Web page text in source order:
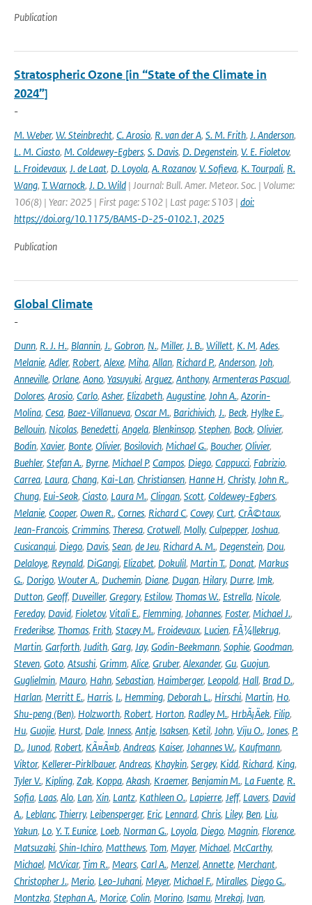
Publication
Stratospheric Ozone [in “State of the Climate in
2024”]
-
M. Weber, W. Steinbrecht, C. Arosio, R. van der A, S. M. Frith, J. Anderson,
L. M. Ciasto, M. Coldewey-Egbers, S. Davis, D. Degenstein, V. E. Fioletov,
L. Froidevaux, J. de Laat, D. Loyola, A. Rozanov, V. Sofieva, K. Tourpali, R.
Wang, T. Warnock, J. D. Wild | Journal: Bull. Amer. Meteor. Soc. | Volume:
106(8) | Year: 2025 | First page: S102 | Last page: S103 | doi:
https://doi.org/10.1175/BAMS-D-25-0102.1, 2025
Publication
Global Climate
-
Dunn, R. J. H., Blannin, J., Gobron, N., Miller, J. B., Willett, K. M, Ades,
Melanie, Adler, Robert, Alexe, Miha, Allan, Richard P., Anderson, Joh,
Anneville, Orlane, Aono, Yasuyuki, Arguez, Anthony, Armenteras Pascual,
Dolores, Arosio, Carlo, Asher, Elizabeth, Augustine, John A., Azorin-
Molina, Cesa, Baez-Villanueva, Oscar M., Barichivich, J., Beck, Hylke E.,
Bellouin, Nicolas, Benedetti, Angela, Blenkinsop, Stephen, Bock, Olivier,
Bodin, Xavier, Bonte, Olivier, Bosilovich, Michael G., Boucher, Olivier,
Buehler, Stefan A., Byrne, Michael P, Campos, Diego, Cappucci, Fabrizio,
Carrea, Laura, Chang, Kai-Lan, Christiansen, Hanne H, Christy, John R.,
Chung, Eui-Seok, Ciasto, Laura M., Clingan, Scott, Coldewey-Egbers,
Melanie, Cooper, Owen R., Cornes, Richard C, Covey, Curt, CrÃ©taux,
Jean-Francois, Crimmins, Theresa, Crotwell, Molly, Culpepper, Joshua,
Cusicanqui, Diego, Davis, Sean, de Jeu, Richard A. M., Degenstein, Dou,
Delaloye, Reynald, DiGangi, Elizabet, Dokulil, Martin T., Donat, Markus
G., Dorigo, Wouter A., Duchemin, Diane, Dugan, Hilary, Durre, Imk,
Dutton, Geoff, Duveiller, Gregory, Estilow, Thomas W., Estrella, Nicole,
Fereday, David, Fioletov, Vitali E., Flemming, Johannes, Foster, Michael J.,
Frederikse, Thomas, Frith, Stacey M., Froidevaux, Lucien, FÃ¼llekrug,
Martin, Garforth, Judith, Garg, Jay, Godin-Beekmann, Sophie, Goodman,
Steven, Goto, Atsushi, Grimm, Alice, Gruber, Alexander, Gu, Guojun,
Guglielmin, Mauro, Hahn, Sebastian, Haimberger, Leopold, Hall, Brad D.,
Harlan, Merritt E., Harris, I., Hemming, Deborah L., Hirschi, Martin, Ho,
Shu-peng (Ben), Holzworth, Robert, Horton, Radley M., HrbÃ¡Äek, Filip,
Hu, Guojie, Hurst, Dale, Inness, Antje, Isaksen, Ketil, John, Viju O., Jones, P.
D., Junod, Robert, KÃ¤Ã¤b, Andreas, Kaiser, Johannes W., Kaufmann,
Viktor, Kellerer-Pirklbauer, Andreas, Khaykin, Sergey, Kidd, Richard, King,
Tyler V., Kipling, Zak, Koppa, Akash, Kraemer, Benjamin M., La Fuente, R.
Sofia, Laas, Alo, Lan, Xin, Lantz, Kathleen O., Lapierre, Jeff, Lavers, David
A., Leblanc, Thierry, Leibensperger, Eric, Lennard, Chris, Liley, Ben, Liu,
Yakun, Lo, Y. T. Eunice, Loeb, Norman G., Loyola, Diego, Magnin, Florence,
Matsuzaki, Shin-Ichiro, Matthews, Tom, Mayer, Michael, McCarthy,
Michael, McVicar, Tim R., Mears, Carl A., Menzel, Annette, Merchant,
Christopher J., Merio, Leo-Juhani, Meyer, Michael F., Miralles, Diego G.,
Montzka, Stephan A., Morice, Colin, Morino, Isamu, Mrekaj, Ivan,